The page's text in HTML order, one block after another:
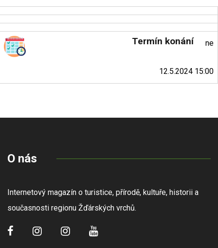
Termín konání ne
12.5.2024 15:00
O nás
Internetový magazín o turistice, přírodě, kultuře, historii a
současnosti regionu Žďárských vrchů.